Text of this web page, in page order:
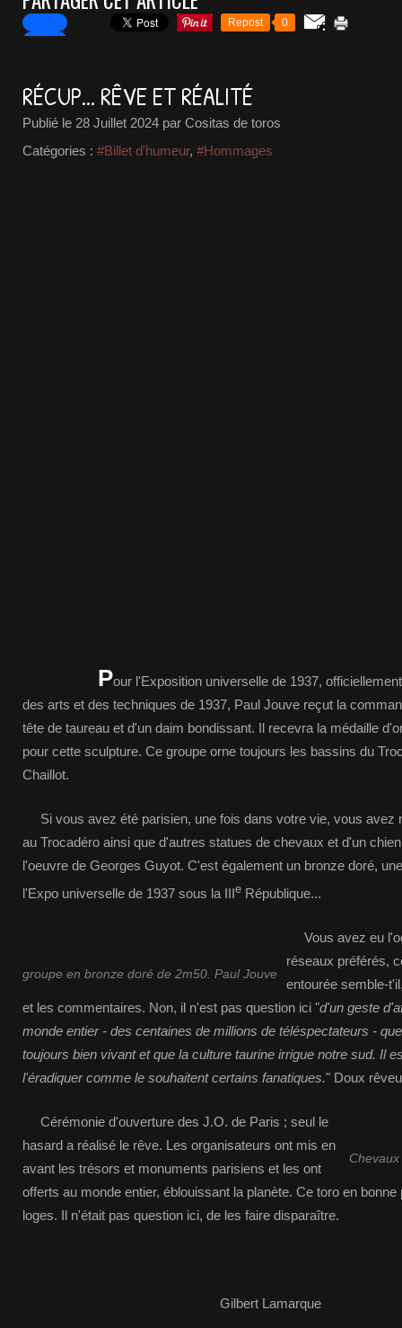
Repost 0
RÉCUP... RÊVE ET RÉALITÉ
Publié le 28 Juillet 2024 par Cositas de toros
Catégories : #Billet d'humeur, #Hommages
Pour l'Exposition universelle de 1937,
des arts et des techniques de 1937, Paul Jouve reçut la
tête de taureau et d'un daim bondissant. Il recevra la médaille
pour cette sculpture. Ce groupe orne toujours les bassins du
Chaillot.
Si vous avez été parisien, une fois dans votre vie, vous avez
au Trocadéro ainsi que d'autres statues de chevaux et d'un
l'oeuvre de Georges Guyot. C'est également un bronze doré,
l'Expo universelle de 1937 sous la IIIe République...
groupe en bronze doré de 2m50. Paul Jouve
Vous avez eu
réseaux préférés,
entourée semble-
et les commentaires. Non, il n'est pas question ici "d'un geste
monde entier - des centaines de millions de téléspectateurs -
toujours bien vivant et que la culture taurine irrigue notre sud. Il
l'éradiquer comme le souhaitent certains fanatiques." Doux
Cérémonie d'ouverture des J.O. de Paris ; seul le
hasard a réalisé le rêve. Les organisateurs ont mis en
avant les trésors et monuments parisiens et les ont
offerts au monde entier, éblouissant la planète. Ce toro en
loges. Il n'était pas question ici, de les faire disparaître.
Gilbert Lamarque